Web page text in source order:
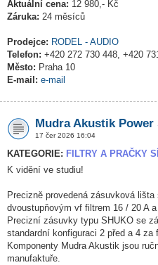
Aktuální cena: 12 980,- Kč
Záruka: 24 měsíců
Prodejce: RODEL - AUDIO
Telefon: +420 272 730 448, +420
Město: Praha 10
E-mail: e-mail
Mudra Akustik
17 čer 2026 16:04
KATEGORIE: FILTRY A PRAČKY
K vidění ve studiu!
Precizně provedená zásuvková
dvoustupňovým vf filtrem 16 / 20 A
Precizní zásuvky typu SHUKO se
standardní konfiguraci 2 před a 4 za
Komponenty Mudra Akustik jsou
manufaktuře.